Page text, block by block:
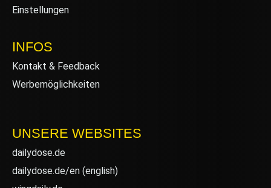
Einstellungen
INFOS
Kontakt & Feedback
Werbemöglichkeiten
UNSERE WEBSITES
dailydose.de
dailydose.de/en (english)